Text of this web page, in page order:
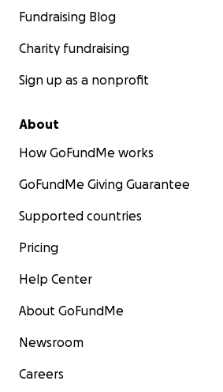
Fundraising Blog
Charity fundraising
Sign up as a nonprofit
About
How GoFundMe works
GoFundMe Giving Guarantee
Supported countries
Pricing
Help Center
About GoFundMe
Newsroom
Careers